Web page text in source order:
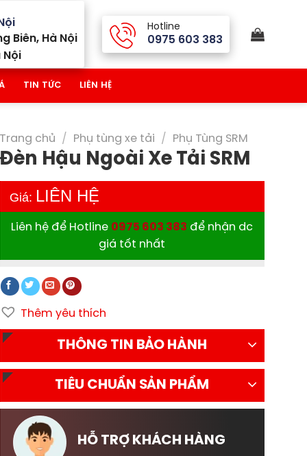
Biên, Hà Nội
Nội
Hotline
0975 603 383
TIN TỨC LIÊN HỆ
Trang chủ / Phụ tùng xe tải / Phụ Tùng SRM
Đèn Hậu Ngoài Xe Tải SRM
Giá: LIÊN HỆ
Liên hệ để Hotline 0975 603 383 để nhận dc
giá tốt nhất
Thêm yêu thích
THÔNG TIN BẢO HÀNH
TIÊU CHUẨN SẢN PHẨM
HỖ TRỢ KHÁCH HÀNG